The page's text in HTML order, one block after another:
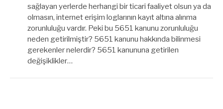
sağlayan yerlerde herhangi bir ticari faaliyet olsun ya da
olmasın, internet erişim loglarının kayıt altına alınma
zorunluluğu vardır. Peki bu 5651 kanunu zorunluluğu
neden getirilmiştir? 5651 kanunu hakkında bilinmesi
gerekenler nelerdir? 5651 kanununa getirilen
değişiklikler…